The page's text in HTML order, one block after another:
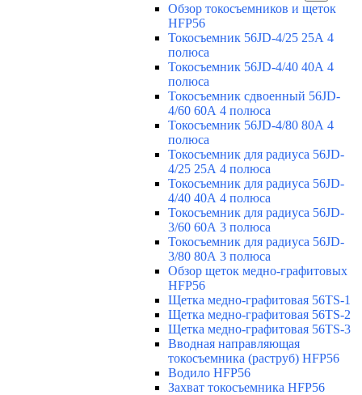
Обзор токосъемников и щеток
HFP56
Токосъемник 56JD-4/25 25А 4
полюса
Токосъемник 56JD-4/40 40А 4
полюса
Токосъемник сдвоенный 56JD-
4/60 60А 4 полюса
Токосъемник 56JD-4/80 80А 4
полюса
Токосъемник для радиуса 56JD-
4/25 25А 4 полюса
Токосъемник для радиуса 56JD-
4/40 40А 4 полюса
Токосъемник для радиуса 56JD-
3/60 60А 3 полюса
Токосъемник для радиуса 56JD-
3/80 80А 3 полюса
Обзор щеток медно-графитовых
HFP56
Щетка медно-графитовая 56TS-1
Щетка медно-графитовая 56TS-2
Щетка медно-графитовая 56TS-3
Вводная направляющая
токосъемника (раструб) HFP56
Водило HFP56
Захват токосъемника HFP56